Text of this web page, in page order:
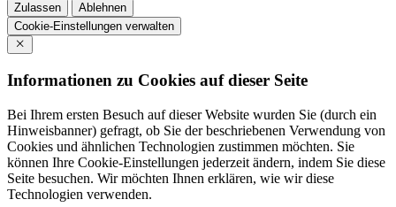
Zulassen
Ablehnen
Cookie-Einstellungen verwalten
Informationen zu Cookies auf dieser Seite
Bei Ihrem ersten Besuch auf dieser Website wurden Sie (durch ein
Hinweisbanner) gefragt, ob Sie der beschriebenen Verwendung von
Cookies und ähnlichen Technologien zustimmen möchten. Sie
können Ihre Cookie-Einstellungen jederzeit ändern, indem Sie diese
Seite besuchen. Wir möchten Ihnen erklären, wie wir diese
Technologien verwenden.